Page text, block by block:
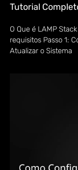
Tutorial
O Que é LAMP
requisitos Passo 1:
Atualizar o Sistema